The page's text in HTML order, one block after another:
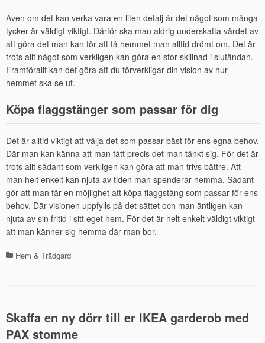
Även om det kan verka vara en liten detalj är det något som många
tycker är väldigt viktigt. Därför ska man aldrig underskatta värdet av
att göra det man kan för att få hemmet man alltid drömt om. Det är
trots allt något som verkligen kan göra en stor skillnad i slutändan.
Framförallt kan det göra att du förverkligar din vision av hur
hemmet ska se ut.
Köpa flaggstänger som passar för dig
Det är alltid viktigt att välja det som passar bäst för ens egna behov.
Där man kan känna att man fått precis det man tänkt sig. För det är
trots allt sådant som verkligen kan göra att man trivs bättre. Att
man helt enkelt kan njuta av tiden man spenderar hemma. Sådant
gör att man får en möjlighet att köpa flaggstång som passar för ens
behov. Där visionen uppfylls på det sättet och man äntligen kan
njuta av sin fritid i sitt eget hem. För det är helt enkelt väldigt viktigt
att man känner sig hemma där man bor.
Kategorier
Hem & Trädgård
Skaffa en ny dörr till er IKEA garderob med
PAX stomme